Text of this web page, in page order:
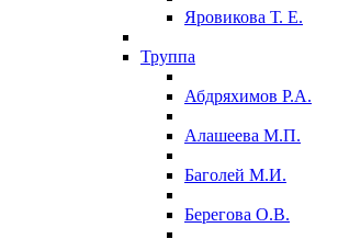
Яровикова Т. Е.
Труппа
Абдряхимов Р.А.
Алашеева М.П.
Баголей М.И.
Берегова О.В.